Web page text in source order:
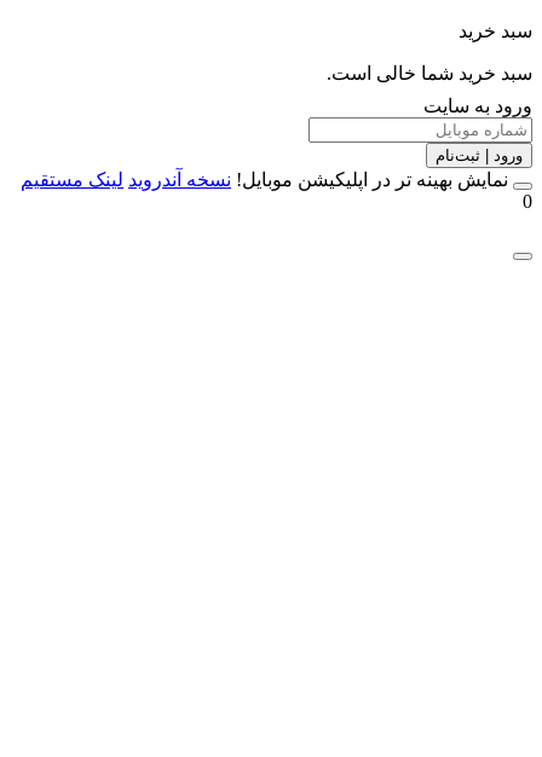
خرید شما خالی است.
به سایت
| ثبت‌نام
بهینه تر در اپلیکیشن موبایل!نسخه آندروید لینک مستقیم